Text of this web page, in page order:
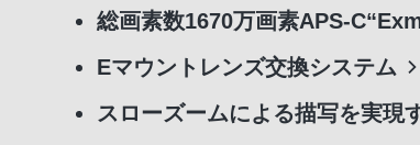
総画素数1670万画素APS-
Eマウントレンズ交換システム
スローズームによる描写を実現